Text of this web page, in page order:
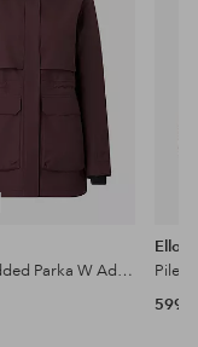
favoriter
Parkas Padded Parka W Adjustable Waist
Ellos
599